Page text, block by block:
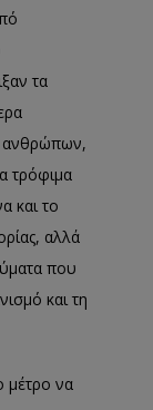
τα
ανθρώπων,
τρόφιμα
και το
αλλά
που
και τη
μέτρο να